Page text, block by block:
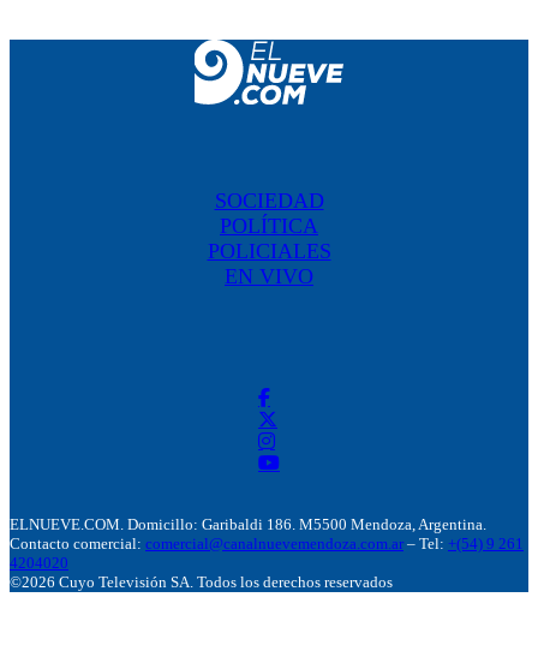
SOCIEDAD
POLÍTICA
POLICIALES
EN VIVO
ELNUEVE.COM. Domicillo: Garibaldi 186. M5500 Mendoza, Argentina.
Contacto comercial: comercial@canalnuevemendoza.com.ar – Tel: +(54) 9 261
4204020
©2026 Cuyo Televisión SA. Todos los derechos reservados